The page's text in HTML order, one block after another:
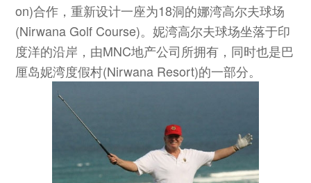
on)合作，重新设计一座为18洞的娜湾高尔夫球场
(Nirwana Golf Course)。妮湾高尔夫球场坐落于印
度洋的沿岸，由MNC地产公司所拥有，同时也是巴
厘岛妮湾度假村(Nirwana Resort)的一部分。